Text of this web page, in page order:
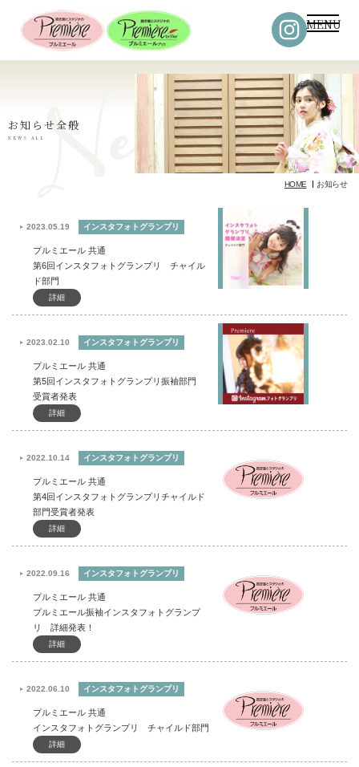
MENU
HOME お知らせ
お知らせ全般
NEWS ALL
2023.05.19 インスタフォトグランプリ
プルミエール 共通
第6回インスタフォトグランプリ チャイル
ド部門
詳細
2023.02.10 インスタフォトグランプリ
プルミエール 共通
第5回インスタフォトグランプリ振袖部門
受賞者発表
詳細
2022.10.14 インスタフォトグランプリ
プルミエール 共通
第4回インスタフォトグランプリチャイルド
部門受賞者発表
詳細
2022.09.16 インスタフォトグランプリ
プルミエール 共通
プルミエール振袖インスタフォトグランプ
リ 詳細発表！
詳細
2022.06.10 インスタフォトグランプリ
プルミエール 共通
インスタフォトグランプリ チャイルド部門
詳細